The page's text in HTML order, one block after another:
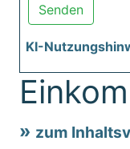
Senden
KI-
zum